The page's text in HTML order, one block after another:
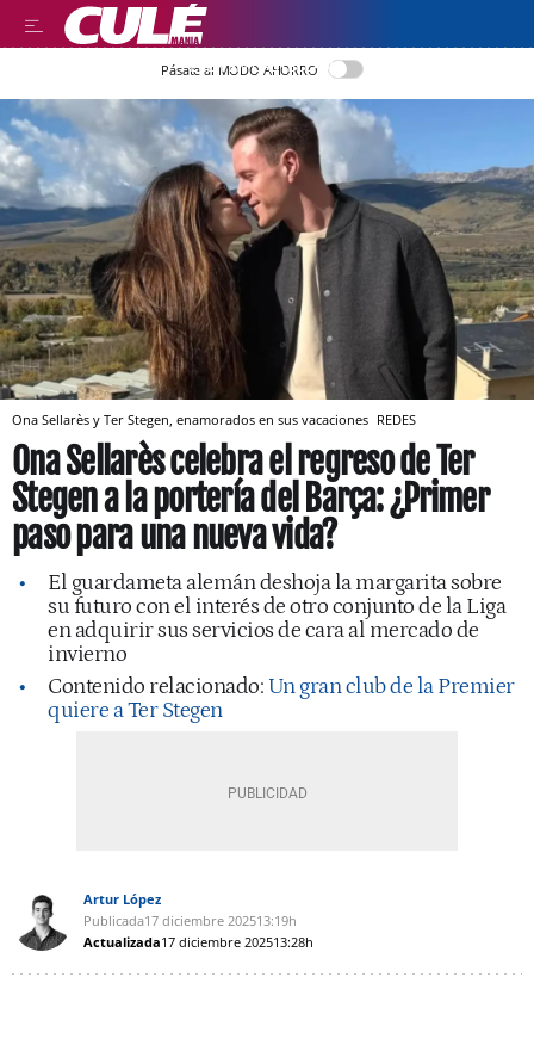
LEER EN CASTELLANO
Pásate al MODO AHORRO
Ona Sellarès y Ter Stegen, enamorados en sus vacaciones REDES
Ona Sellarès celebra el regreso de Ter
Stegen a la portería del Barça: ¿Primer
paso para una nueva vida?
El guardameta alemán deshoja la margarita sobre
su futuro con el interés de otro conjunto de la Liga
en adquirir sus servicios de cara al mercado de
invierno
Contenido relacionado: Un gran club de la Premier
quiere a Ter Stegen
Artur López
Publicada17 diciembre 202513:19h
Actualizada17 diciembre 202513:28h